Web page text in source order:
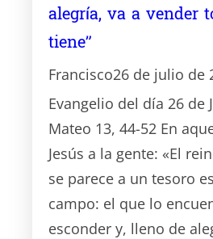
alegría, va a vender
tiene”
Francisco26 de julio de
Evangelio del día 26 de
Mateo 13, 44-52 En
Jesús a la gente: «El
se parece a un tesoro
campo: el que lo
esconder y, lleno de